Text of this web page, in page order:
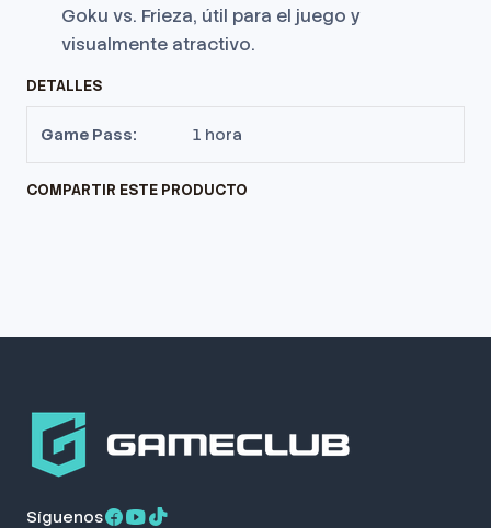
Goku vs. Frieza, útil para el juego y
visualmente atractivo.
DETALLES
Game Pass: 1 hora
COMPARTIR ESTE PRODUCTO
Síguenos